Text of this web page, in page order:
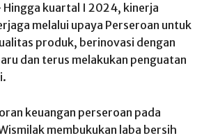
Hingga kuartal I 2024, kinerja
melalui upaya Perseroan untuk
produk, berinovasi dengan
dan terus melakukan penguatan
keuangan perseroan pada
membukukan laba bersih